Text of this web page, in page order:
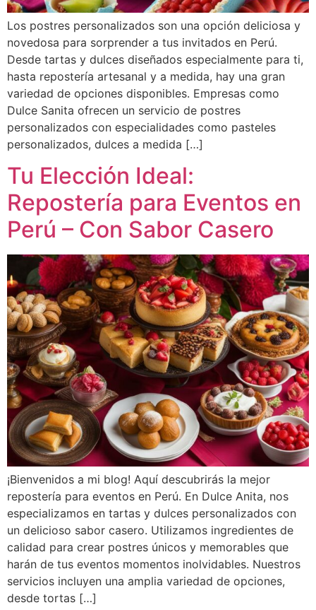
Los postres personalizados son una opción deliciosa y
novedosa para sorprender a tus invitados en Perú.
Desde tartas y dulces diseñados especialmente para ti,
hasta repostería artesanal y a medida, hay una gran
variedad de opciones disponibles. Empresas como
Dulce Sanita ofrecen un servicio de postres
personalizados con especialidades como pasteles
personalizados, dulces a medida […]
Tu Elección Ideal:
Repostería para Eventos en
Perú – Con Sabor Casero
¡Bienvenidos a mi blog! Aquí descubrirás la mejor
repostería para eventos en Perú. En Dulce Anita, nos
especializamos en tartas y dulces personalizados con
un delicioso sabor casero. Utilizamos ingredientes de
calidad para crear postres únicos y memorables que
harán de tus eventos momentos inolvidables. Nuestros
servicios incluyen una amplia variedad de opciones,
desde tortas […]